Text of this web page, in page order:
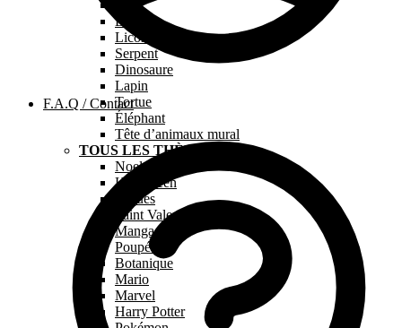
F.A.Q / Contact
Dragon
Licorne
Serpent
Dinosaure
Lapin
Tortue
Éléphant
Tête d’animaux mural
TOUS LES THÈMES
Noel
Halloween
Pâques
Saint Valentin
Manga
Poupée
Botanique
Mario
Marvel
Harry Potter